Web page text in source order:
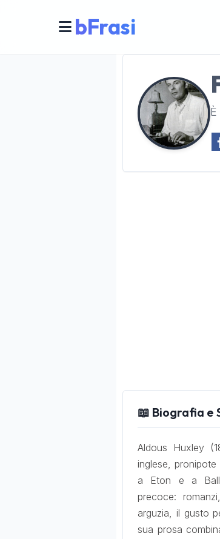
bFrasi
📖 Biografia e
Aldous Huxley
inglese,
a Eton e a
precoce:
arguzia, il gusto
sua prosa